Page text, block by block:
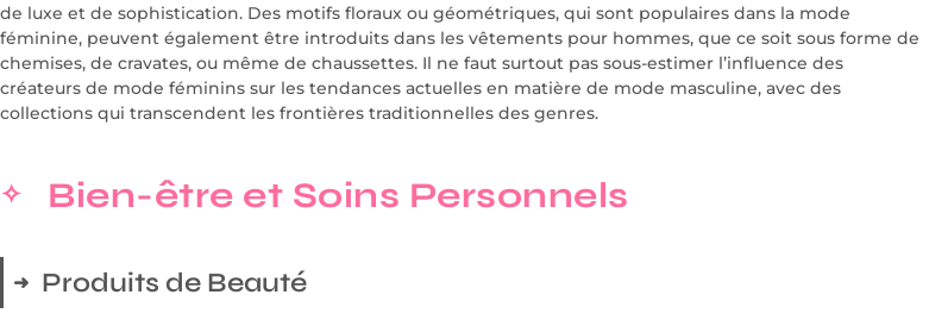
de luxe et de sophistication. Des motifs floraux ou géométriques, qui sont populaires dans la mode
féminine, peuvent également être introduits dans les vêtements pour hommes, que ce soit sous forme de
chemises, de cravates, ou même de chaussettes. Il ne faut surtout pas sous-estimer l’influence des
créateurs de mode féminins sur les tendances actuelles en matière de mode masculine, avec des
collections qui transcendent les frontières traditionnelles des genres.
Bien-être et Soins Personnels
Produits de Beauté